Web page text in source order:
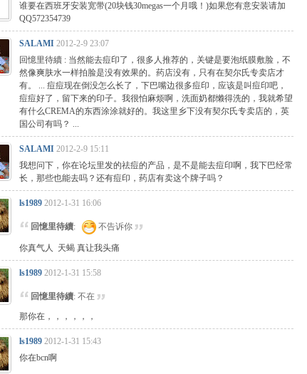
谁要在西班牙安装宽带(20块钱30megas一个月哦！)如果您有意安装请加
QQ572354739
SALAMI 2012-2-9 23:07
回憶里待續 : 当然能去痘印了，很多人推荐的，关键是要泡纸膜敷脸，不
然像爽肤水一样拍脸是没有效果的。药店没有，只有在契尔氏专卖店才
有。 ... 痘痘现在倒没怎么长了，下巴嘴边很多痘印，应该是叫痘印吧，
痘痘好了，留下来的印子。我很怕麻烦啊，洗面奶都懒得洗的，我就希望
有什么CREMA的东西涂涂就好的。我这里乡下没有契尔氏专卖店的，英
国公司有吗？ ...
SALAMI 2012-2-9 15:11
我想问下，你在论坛里发的祛痘的产品，是不是能去痘印啊，我下巴经常
长，那些也能去吗？还有痘印，药店有卖这个牌子吗？
ls1989 2012-1-31 16:06
回憶里待續: 不告诉你
你真气人 天蝎 真让我头痛
ls1989 2012-1-31 15:58
回憶里待續: 不在
那你在，，，，，，
ls1989 2012-1-31 15:43
你在bcn啊